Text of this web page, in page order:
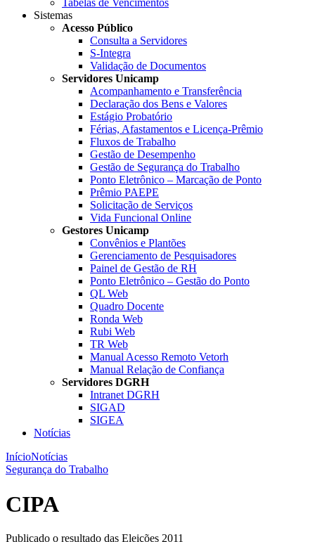
Tabelas de Vencimentos
Sistemas
Acesso Público
Consulta a Servidores
S-Integra
Validação de Documentos
Servidores Unicamp
Acompanhamento e Transferência
Declaração dos Bens e Valores
Estágio Probatório
Férias, Afastamentos e Licença-Prêmio
Fluxos de Trabalho
Gestão de Desempenho
Gestão de Segurança do Trabalho
Ponto Eletrônico – Marcação de Ponto
Prêmio PAEPE
Solicitação de Serviços
Vida Funcional Online
Gestores Unicamp
Convênios e Plantões
Gerenciamento de Pesquisadores
Painel de Gestão de RH
Ponto Eletrônico – Gestão do Ponto
QL Web
Quadro Docente
Ronda Web
Rubi Web
TR Web
Manual Acesso Remoto Vetorh
Manual Relação de Confiança
Servidores DGRH
Intranet DGRH
SIGAD
SIGEA
Notícias
InícioNotícias
Segurança do Trabalho
CIPA
Publicado o resultado das Eleições 2011